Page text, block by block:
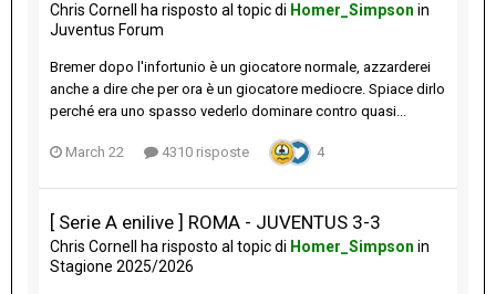
Chris Cornell ha risposto al topic di Homer_Simpson in
Juventus Forum
Bremer dopo l'infortunio è un giocatore normale, azzarderei
anche a dire che per ora è un giocatore mediocre. Spiace dirlo
perché era uno spasso vederlo dominare contro quasi...
March 22 4310 risposte 4
[ Serie A enilive ] ROMA - JUVENTUS 3-3
Chris Cornell ha risposto al topic di Homer_Simpson in
Stagione 2025/2026